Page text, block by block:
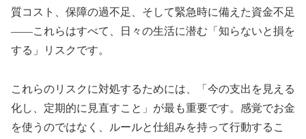
質コスト、保障の過不足、そして緊急時に備えた資金不足
——これらはすべて、日々の生活に潜む「知らないと損を
する」リスクです。
これらのリスクに対処するためには、「今の支出を見える
化し、定期的に見直すこと」が最も重要です。感覚でお金
を使うのではなく、ルールと仕組みを持って行動するこ